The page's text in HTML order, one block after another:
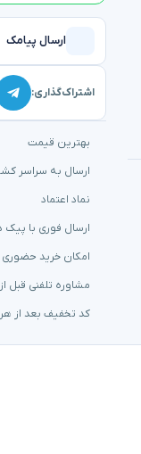
ارسال پیامک
اشتراک‌گذاری:
بهترین قیمت
ارسال به سراسر
نماد اعتماد
ارسال فوری با پیک
امکان خرید حضوری
مشاوره تلفنی قبل
کد تخفیف بعد از